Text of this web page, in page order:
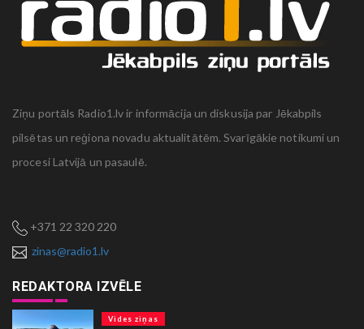
Ziņu portāls Radio1.lv ir informācija un diskusija par Jēkabpils
pilsētas un reģiona novadu aktualitātēm. Svarīgākie notikumi un
procesi Latvijā un pasaulē.
+371 22 320 220
zinas@radio1.lv
REDAKTORA IZVĒLE
Vides ziņas